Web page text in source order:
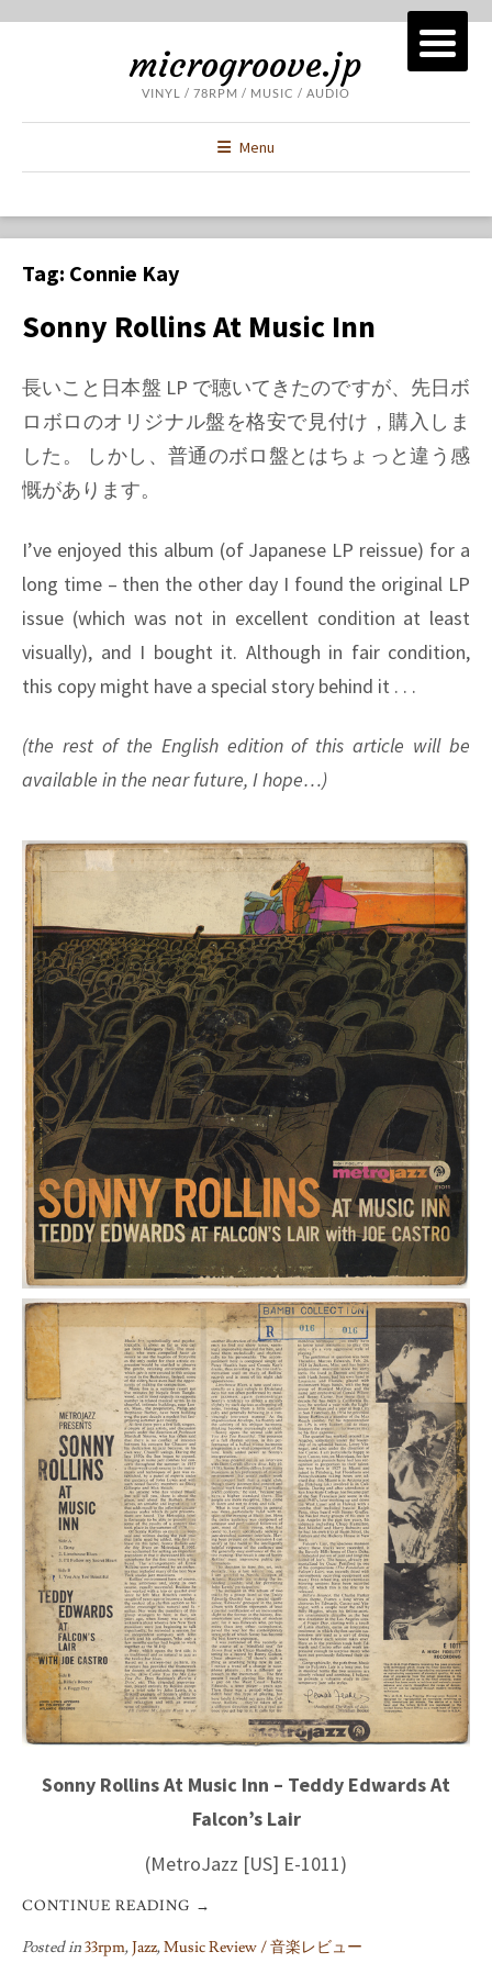
microgroove.jp
VINYL / 78RPM / MUSIC / AUDIO
Menu
Tag: Connie Kay
Sonny Rollins At Music Inn
長いこと日本盤 LP で聴いてきたのですが、先日ボ
ロボロのオリジナル盤を格安で見付け，購入しま
した。 しかし、普通のボロ盤とはちょっと違う感
慨があります。
I’ve enjoyed this album (of Japanese LP reissue) for a
long time – then the other day I found the original LP
issue (which was not in excellent condition at least
visually), and I bought it. Although in fair condition,
this copy might have a special story behind it . . .
(the rest of the English edition of this article will be
available in the near future, I hope…)
Sonny Rollins At Music Inn – Teddy Edwards At
Falcon’s Lair
(MetroJazz [US] E-1011)
CONTINUE READING →
Posted in33rpm,Jazz,Music Review / 音楽レビュー